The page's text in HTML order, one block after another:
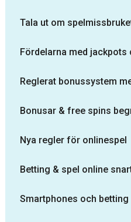
Tala ut om
Fördelarna med jackpots
Reglerat bonussystem
Bonusar & free spins
Nya regler för onlinespel
Betting & spel online
Smartphones och betting